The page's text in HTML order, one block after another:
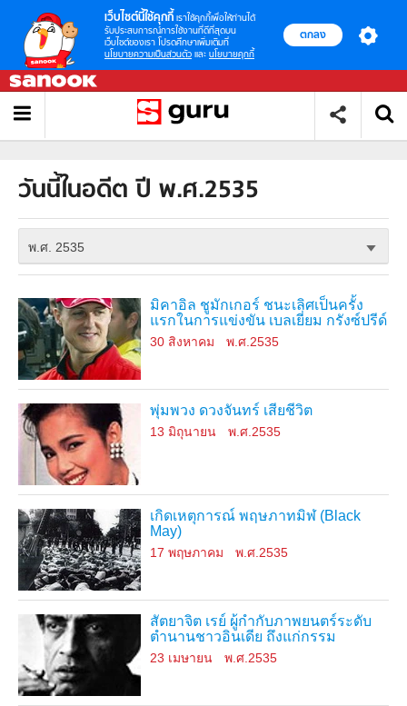
เว็บไซต์นี้ใช้คุกกี้ เราใช้คุกกี้เพื่อให้ท่านได้
รับประสบการณ์การใช้งานที่ดีที่สุดบน
เว็บไซต์ของเรา โปรดศึกษาเพิ่มเติมที่
นโยบายความเป็นส่วนตัว และ นโยบายคุกกี้
ตกลง
วันนี้ในอดีต ปี พ.ศ.2535
พ.ศ. 2535
มิคาอิล ชูมักเกอร์ ชนะเลิศเป็นครั้ง
แรกในการแข่งขัน เบลเยี่ยม กรังซ์ปรีด์
30 สิงหาคม พ.ศ.2535
พุ่มพวง ดวงจันทร์ เสียชีวิต
13 มิถุนายน พ.ศ.2535
เกิดเหตุการณ์ พฤษภาทมิฬ (Black
May)
17 พฤษภาคม พ.ศ.2535
สัตยาจิต เรย์ ผู้กำกับภาพยนตร์ระดับ
ตำนานชาวอินเดีย ถึงแก่กรรม
23 เมษายน พ.ศ.2535